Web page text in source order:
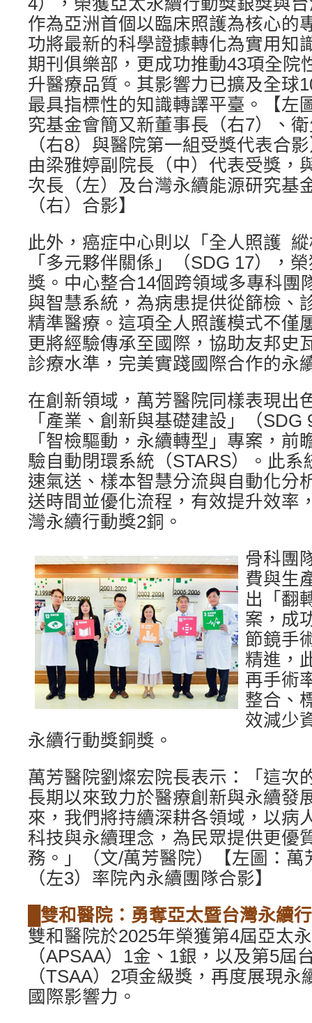
作為亞洲首個以臨床照護為核心的
功將最新的科學證據轉化為實用知
期刊俱樂部，更成功推動43項全院
升醫療品質。其影響力已擴及全球
最具指標性的知識轉譯平臺。【左
究基金會簡又新董事長（右7）、
（右8）與醫院第一組受獎代表合
由梁雅婷副院長（中）代表受獎，
次長（左）及台灣永續能源研究基
（右）合影】
此外，癌症中心則以「全人照護
「多元夥伴關係」（SDG 17），
獎。中心整合14個跨領域多專科團
與智慧系統，為病患提供從篩檢、
精準醫療。這項全人照護模式不僅
更將經驗傳承至國際，協助友邦史
診療水準，完美實踐國際合作的永
在創新領域，萬芳醫院同樣表現出
「產業、創新與基礎建設」（SDG
「智檢驅動，永續轉型」專案，前
驗自動閉環系統（STARS）。此系
速氣送、樣本智慧分流與自動化分
送時間並優化流程，有效提升效率
灣永續行動獎2銅。
骨科團
費與生
出「翻
案，成
節鏡手
精進，
再手術
整合、
效減少
永續行動獎銅獎。
萬芳醫院劉燦宏院長表示：「這次
長期以來致力於醫療創新與永續發
來，我們將持續深耕各領域，以病
科技與永續理念，為民眾提供更優
務。」（文/萬芳醫院）【左圖：萬
（左3）率院內永續團隊合影】
█雙和醫院：勇奪亞太暨台灣永續
雙和醫院於2025年榮獲第4屆亞太
（APSAA）1金、1銀，以及第5屆
（TSAA）2項金級獎，再度展現
國際影響力。